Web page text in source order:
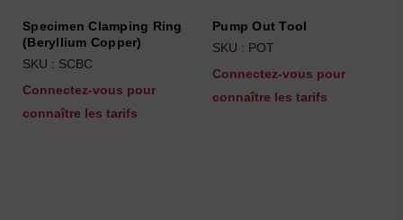
Specimen Clamping Ring
(Beryllium Copper)
SKU : SCBC
Connectez-vous pour
connaître les tarifs
Pump Out Tool
SKU : POT
Connectez-vous pour
connaître les tarifs